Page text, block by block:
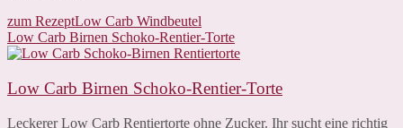
zum RezeptLow Carb Windbeutel
Low Carb Birnen Schoko-Rentier-Torte
Low Carb Birnen Schoko-Rentier-Torte
Leckerer Low Carb Rentiertorte ohne Zucker. Ihr sucht eine richtig